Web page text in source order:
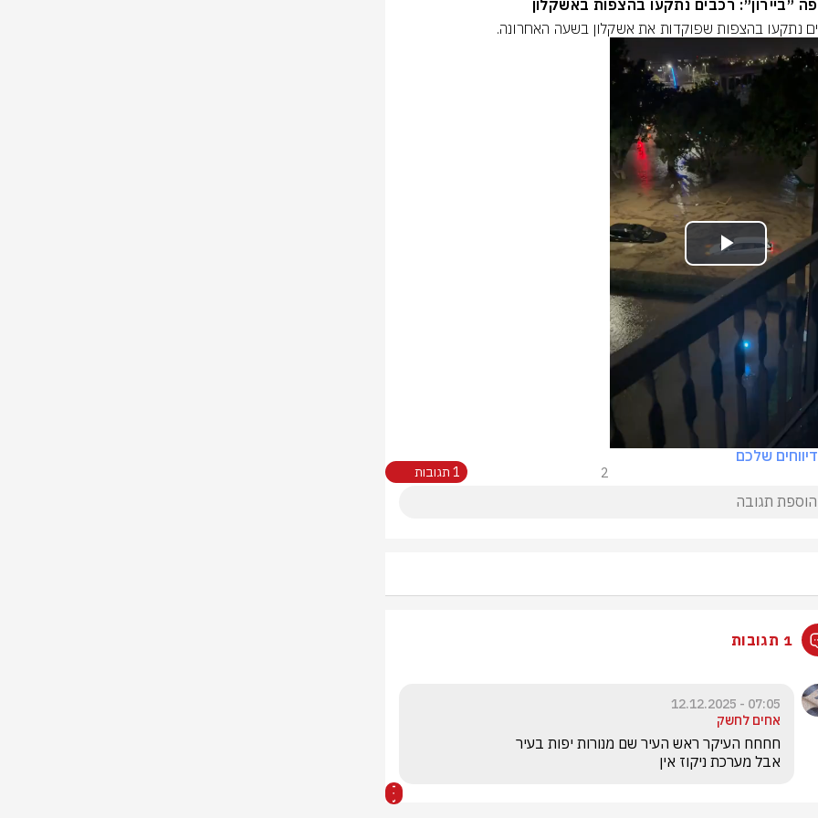
״ביירון״: רכבים נתקעו בהצפות באשקלון
נתקעו בהצפות שפוקדות את אשקלון בשעה האחרונה.
Play
Video
שלכם
2 1 תגובות
1 תגובות
07:05 - 12.12.2025
אחים לחשק
אבל מערכת ניקוז אין